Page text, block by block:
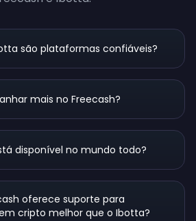
são plataformas confiáveis?
mais no Freecash?
disponível no mundo todo?
oferece suporte para
cripto melhor que o Ibotta?